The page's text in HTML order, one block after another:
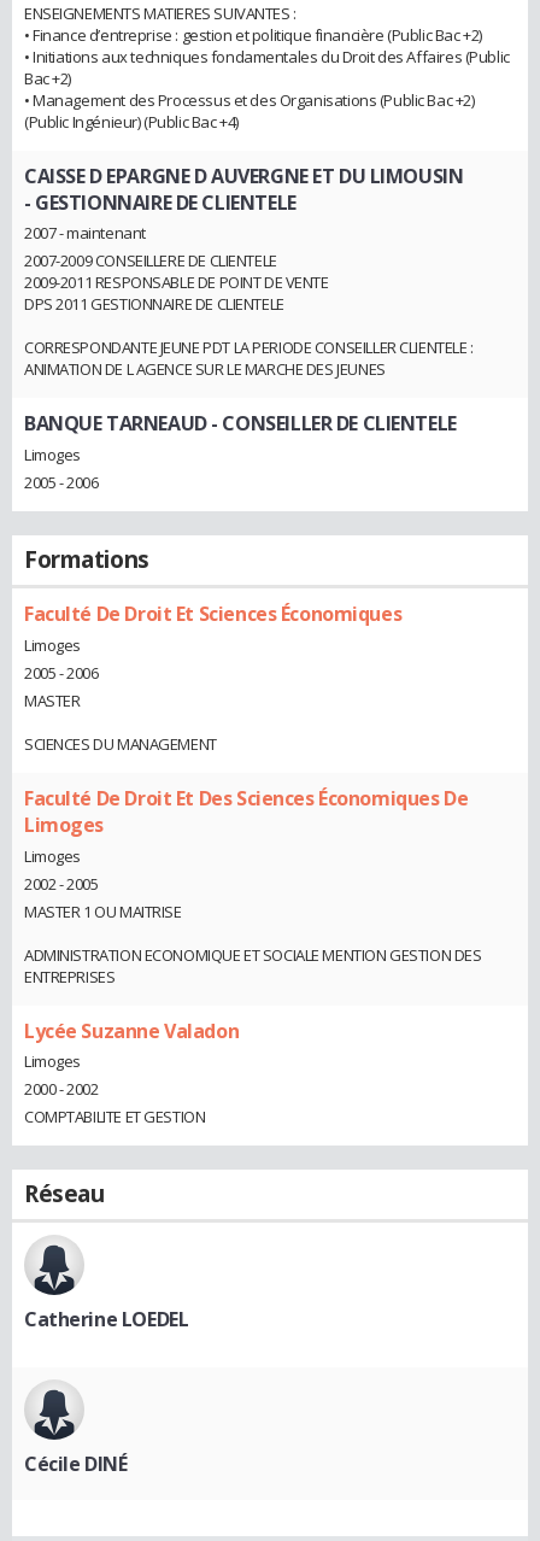
ENSEIGNEMENTS MATIERES SUIVANTES :
• Finance d’entreprise : gestion et politique financière (Public Bac +2)
• Initiations aux techniques fondamentales du Droit des Affaires (Public
Bac +2)
• Management des Processus et des Organisations (Public Bac +2)
(Public Ingénieur) (Public Bac +4)
CAISSE D EPARGNE D AUVERGNE ET DU LIMOUSIN
- GESTIONNAIRE DE CLIENTELE
2007 - maintenant
2007-2009 CONSEILLERE DE CLIENTELE
2009-2011 RESPONSABLE DE POINT DE VENTE
DPS 2011 GESTIONNAIRE DE CLIENTELE
CORRESPONDANTE JEUNE PDT LA PERIODE CONSEILLER CLIENTELE :
ANIMATION DE L AGENCE SUR LE MARCHE DES JEUNES
BANQUE TARNEAUD- CONSEILLER DE CLIENTELE
Limoges
2005 - 2006
Formations
Faculté De Droit Et Sciences Économiques
Limoges
2005 - 2006
MASTER
SCIENCES DU MANAGEMENT
Faculté De Droit Et Des Sciences Économiques De
Limoges
Limoges
2002 - 2005
MASTER 1 OU MAITRISE
ADMINISTRATION ECONOMIQUE ET SOCIALE MENTION GESTION DES
ENTREPRISES
Lycée Suzanne Valadon
Limoges
2000 - 2002
COMPTABILITE ET GESTION
Réseau
Catherine LOEDEL
Cécile DINÉ